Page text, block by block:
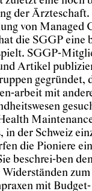
der
von Managed
die SGGP eine
SGGP-
Artikel
gegründet,
arbeit mit
in der Schweiz
die Pioniere
beschrei-ben
mit Budget-